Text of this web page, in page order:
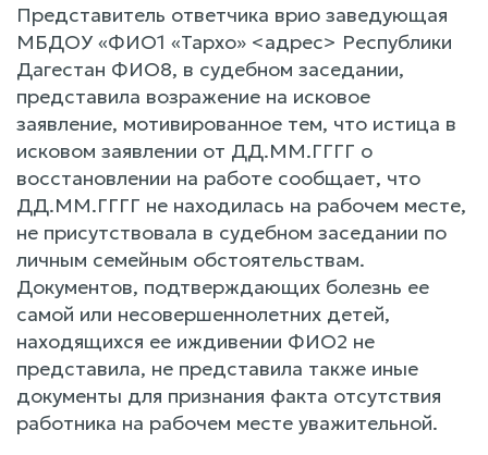
Представитель ответчика врио заведующая
МБДОУ «ФИО1 «Тархо» <адрес> Республики
Дагестан ФИО8, в судебном заседании,
представила возражение на исковое
заявление, мотивированное тем, что истица в
исковом заявлении от ДД.ММ.ГГГГ о
восстановлении на работе сообщает, что
ДД.ММ.ГГГГ не находилась на рабочем месте,
не присутствовала в судебном заседании по
личным семейным обстоятельствам.
Документов, подтверждающих болезнь ее
самой или несовершеннолетних детей,
находящихся ее иждивении ФИО2 не
представила, не представила также иные
документы для признания факта отсутствия
работника на рабочем месте уважительной.